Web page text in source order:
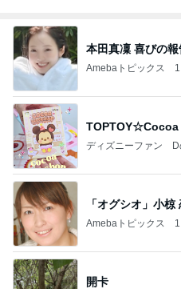
本田真凜 喜びの
Amebaトピックス
ディズニーファン D
「オグシオ」小
Amebaトピックス
開卡